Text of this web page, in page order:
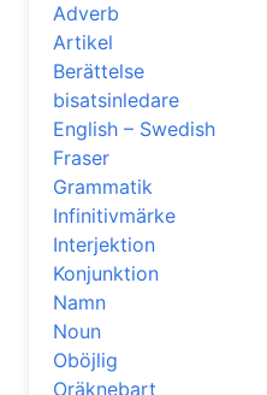
Adverb
Artikel
Berättelse
bisatsinledare
English – Swedish
Fraser
Grammatik
Infinitivmärke
Interjektion
Konjunktion
Namn
Noun
Oböjlig
Oräknebart